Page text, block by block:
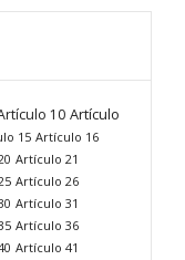
10 Artículo
15 Artículo 16
Artículo 21
Artículo 26
Artículo 31
Artículo 36
Artículo 41